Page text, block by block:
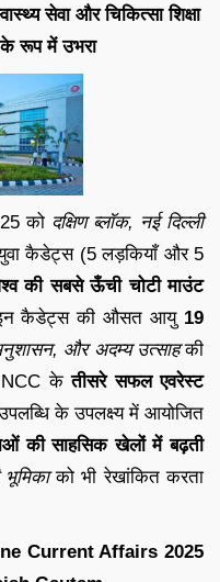
सेवा और चिकित्सा शिक्षा
रूप में उभरा
को दक्षिण ब्लॉक, नई दिल्ली
कैडेट्स (5 लड़कियाँ और 5
की सबसे ऊँची चोटी माउंट
इन कैडेट्स की औसत आयु 19
और अदम्य उत्साहकी
केतीसरे सफल एवरेस्ट
के उपलक्ष्य में आयोजित
की साहसिक खेलों में बढ़ती
भूमिकाको भी रेखांकित करता
Current Affairs 2025